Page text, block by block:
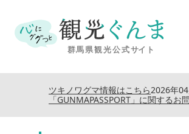
2026年
ツキノワグマ情報はこちら
「GUNMAPASSPORT」に関するお